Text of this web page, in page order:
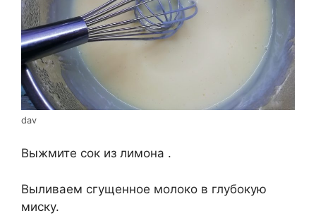
dav
Выжмите сок из лимона .
Выливаем сгущенное молоко в глубокую
миску.